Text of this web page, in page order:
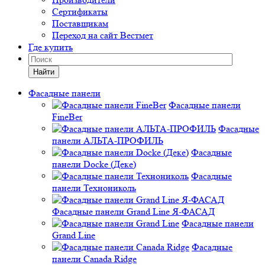
Сертификаты
Поставщикам
Переход на сайт Вестмет
Где купить
Найти
Фасадные панели
Фасадные панели
FineBer
Фасадные
панели АЛЬТА-ПРОФИЛЬ
Фасадные
панели Docke (Деке)
Фасадные
панели Технониколь
Фасадные панели Grand Line Я-ФАСАД
Фасадные панели
Grand Line
Фасадные
панели Canada Ridge